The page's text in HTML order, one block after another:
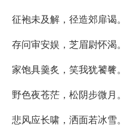
征袍未及解，径造郊扉谒。
存问审安娱，芝眉尉怀渴。
家饱具羹炙，笑我犹饕餮。
野色夜苍茫，松阴步微月。
悲风应长啸，洒面若冰雪。